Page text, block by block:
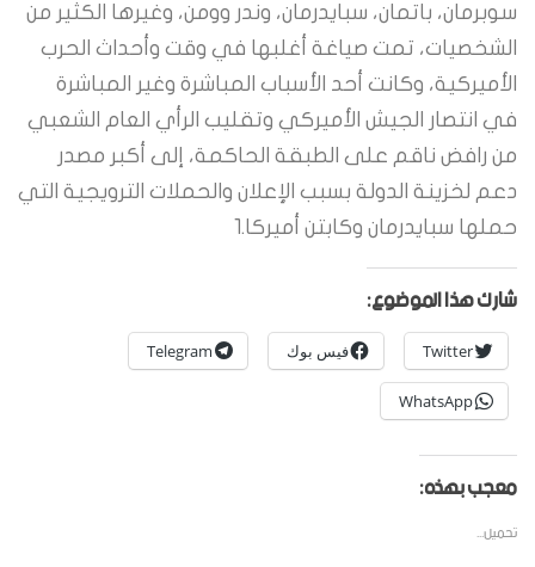
سوبرمان، باتمان، سبايدرمان، وندر وومن، وغيرها الكثير من
الشخصيات، تمت صياغة أغلبها في وقت وأحداث الحرب
الأميركية، وكانت أحد الأسباب المباشرة وغير المباشرة
في انتصار الجيش الأميركي وتقليب الرأي العام الشعبي
من رافض ناقم على الطبقة الحاكمة، إلى أكبر مصدر
دعم لخزينة الدولة بسبب الإعلان والحملات الترويجية التي
حملها سبايدرمان وكابتن أميركا.1
شارك هذا الموضوع:
Twitter فيس بوك Telegram
WhatsApp
معجب بهذه:
تحميل...